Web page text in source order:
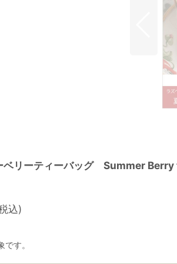
リーティーバッグ Summer Berry
込)
す。